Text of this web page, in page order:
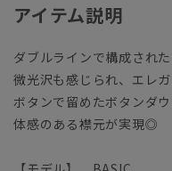
アイテム説明
ダブルラインで構成され
微光沢も感じられ、エレ
ボタンで留めたボタンダ
体感のある襟元が実現◎